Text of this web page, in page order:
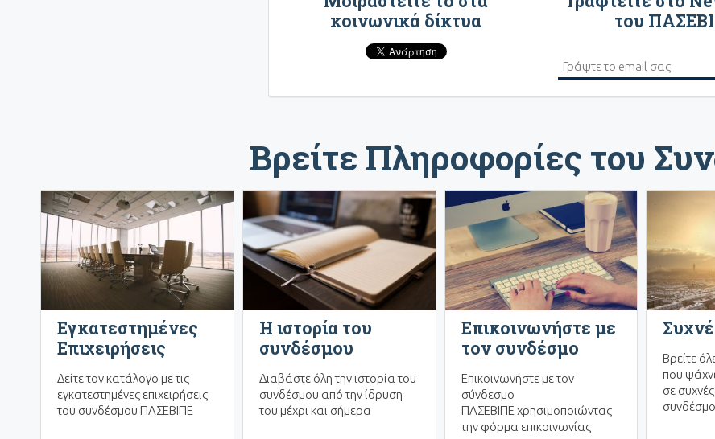
κοινωνικά δίκτυα
του
Βρείτε Πληροφορίες του
Εγκατεστημένες
Επιχειρήσεις
Δείτε τον κατάλογο με τις
εγκατεστημένες επιχειρήσεις
του συνδέσμου ΠΑΣΕΒΙΠΕ
Η ιστορία του
συνδέσμου
Διαβάστε όλη την ιστορία του
συνδέσμου από την ίδρυση
του μέχρι και σήμερα
Επικοινωνήστε με
τον συνδέσμο
Επικοινωνήστε με τον
σύνδεσμο
ΠΑΣΕΒΙΠΕ χρησιμοποιώντας
την φόρμα επικοινωνίας
Βρείτε
που
σε